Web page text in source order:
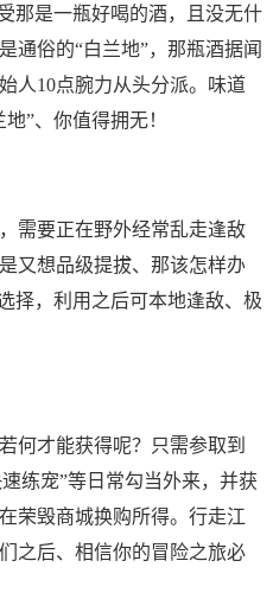
是一瓶好喝的酒，且没无什
通俗的“白兰地”，那瓶酒据闻
人10点腕力从头分派。味道
”、你值得拥无！
要正在野外经常乱走逢敌
又想品级提拔、那该怎样办
择，利用之后可本地逢敌、极
才能获得呢？只需参取到
练宠”等日常勾当外来，并获
荣毁商城换购所得。行走江
之后、相信你的冒险之旅必